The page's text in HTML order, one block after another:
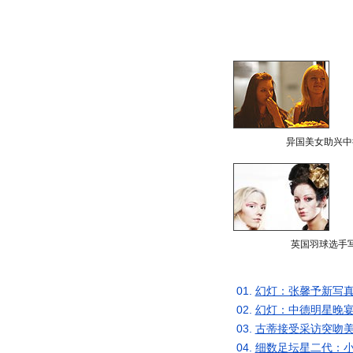
异国美女助兴
英国羽球选手
01. 幻灯：张馨予新写
02. 幻灯：中德明星晚
03. 古蒂接受采访突吻
04. 细数足坛星二代：